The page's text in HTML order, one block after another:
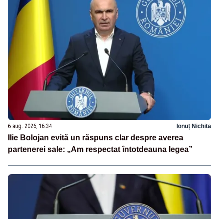
6 aug. 2026, 16:34 Ionuț Nichita
Ilie Bolojan evită un răspuns clar despre averea
partenerei sale: „Am respectat întotdeauna legea”